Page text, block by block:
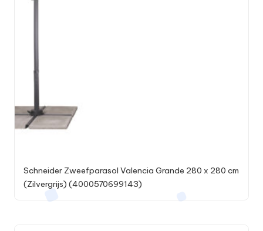
Schneider Zweefparasol Valencia Grande 280 x 280 cm
(Zilvergrijs) (4000570699143)